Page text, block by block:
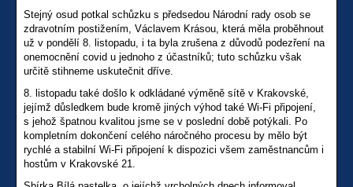
Stejný osud potkal schůzku s předsedou Národní rady osob se
zdravotním postižením, Václavem Krásou, která měla proběhnout
už v pondělí 8. listopadu, i ta byla zrušena z důvodů podezření na
onemocnění covid u jednoho z účastníků; tuto schůzku však
určitě stihneme uskutečnit dříve.
8. listopadu také došlo k odkládané výměně sítě v Krakovské,
jejímž důsledkem bude kromě jiných výhod také Wi-Fi připojení,
s jehož špatnou kvalitou jsme se v poslední době potýkali. Po
kompletním dokončení celého náročného procesu by mělo být
rychlé a stabilní Wi-Fi připojení k dispozici všem zaměstnancům i
hostům v Krakovské 21.